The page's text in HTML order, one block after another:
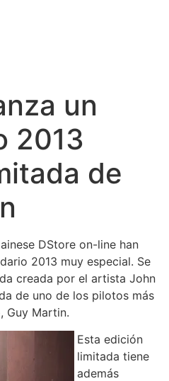
un
2013
de
DStore on-line han
2013 muy especial. Se
creada por el artista John
de uno de los pilotos más
Guy Martin.
Esta edición
limitada tiene
además